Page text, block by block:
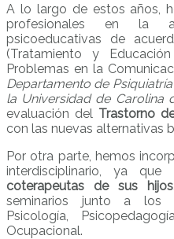
A lo largo de estos años,
profesionales en la
psicoeducativas de
(Tratamiento y
Problemas en la
Departamento de
la Universidad de Carolina
evaluación del Trastorno
con las nuevas alternativas
Por otra parte, hemos
interdisciplinario, ya
coterapeutas de sus hijos
seminarios junto a los
Psicología,
Ocupacional.